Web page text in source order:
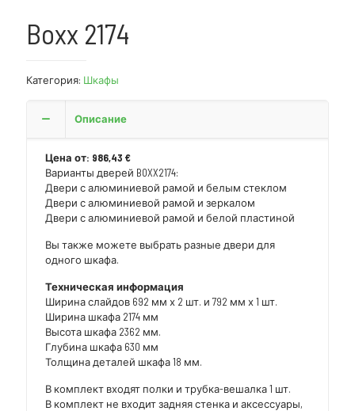
Boxx 2174
Категория: Шкафы
Описание
Цена от: 986,43 €
Варианты дверей BOXX2174:
Двери с алюминиевой рамой и белым стеклом
Двери с алюминиевой рамой и зеркалом
Двери с алюминиевой рамой и белой пластиной
Вы также можете выбрать разные двери для
одного шкафа.
Техническая информация
Ширина слайдов 692 мм х 2 шт. и 792 мм х 1 шт.
Ширина шкафа 2174 мм
Высота шкафа 2362 мм.
Глубина шкафа 630 мм
Толщина деталей шкафа 18 мм.
В комплект входят полки и трубка-вешалка 1 шт.
В комплект не входит задняя стенка и аксессуары,